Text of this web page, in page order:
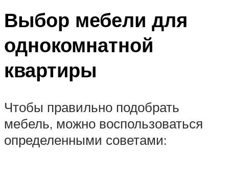
Выбор мебели для
однокомнатной
квартиры
Чтобы правильно подобрать
мебель, можно воспользоваться
определенными советами: